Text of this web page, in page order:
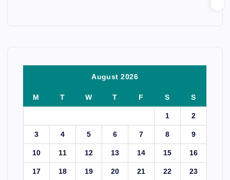
August 2026
M T W T F S S
1 2
3 4 5 6 7 8 9
10 11 12 13 14 15 16
17 18 19 20 21 22 23